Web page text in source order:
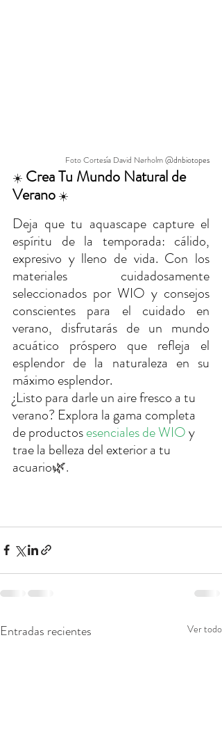
Foto Cortesía David Nørholm @dnbiotopes
☀️ Crea Tu Mundo Natural de
Verano ☀️
Deja que tu aquascape capture el
espíritu de la temporada: cálido,
expresivo y lleno de vida. Con los
materiales cuidadosamente
seleccionados por WIO y consejos
conscientes para el cuidado en
verano, disfrutarás de un mundo
acuático próspero que refleja el
esplendor de la naturaleza en su
máximo esplendor.
¿Listo para darle un aire fresco a tu
verano? Explora la gama completa
de productos esenciales de WIO y
trae la belleza del exterior a tu
acuario🌿.
Entradas recientes Ver todo